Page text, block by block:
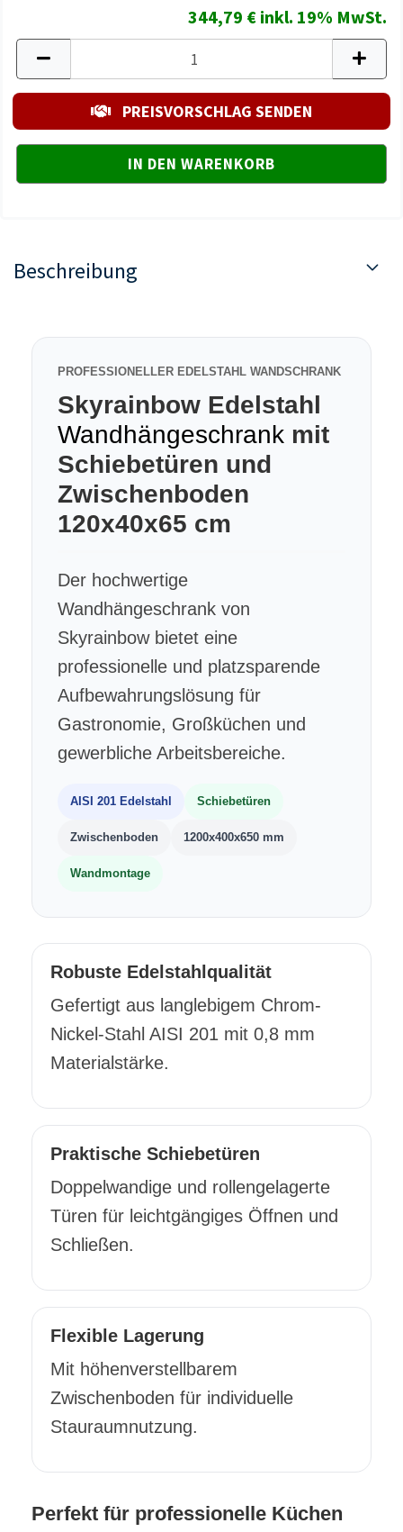
344,79 € inkl. 19% MwSt.
PREISVORSCHLAG SENDEN
Beschreibung
PROFESSIONELLER EDELSTAHL WANDSCHRANK
Skyrainbow Edelstahl
Wandhängeschrank mit
Schiebetüren und
Zwischenboden
120x40x65 cm
Der hochwertige
Wandhängeschrank von
Skyrainbow bietet eine
professionelle und platzsparende
Aufbewahrungslösung für
Gastronomie, Großküchen und
gewerbliche Arbeitsbereiche.
AISI 201 Edelstahl Schiebetüren
Zwischenboden 1200x400x650 mm
Wandmontage
Robuste Edelstahlqualität
Gefertigt aus langlebigem Chrom-
Nickel-Stahl AISI 201 mit 0,8 mm
Materialstärke.
Praktische Schiebetüren
Doppelwandige und rollengelagerte
Türen für leichtgängiges Öffnen und
Schließen.
Flexible Lagerung
Mit höhenverstellbarem
Zwischenboden für individuelle
Stauraumnutzung.
Perfekt für professionelle Küchen